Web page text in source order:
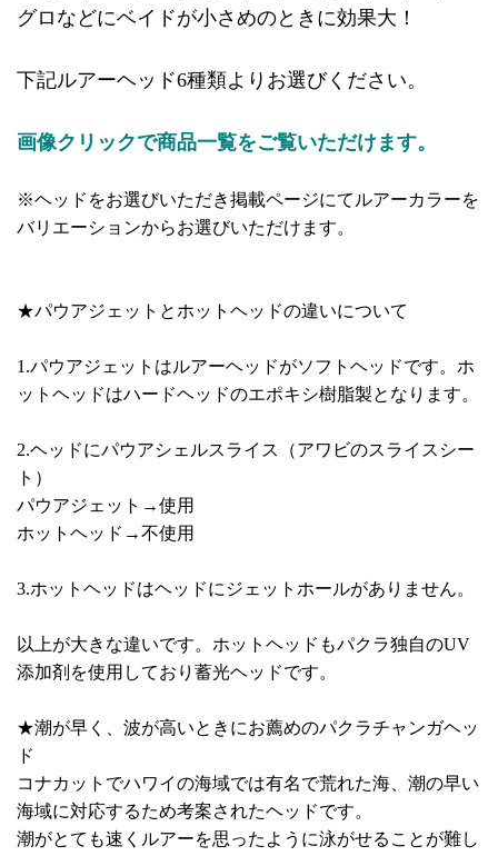
グロなどにベイドが小さめのときに効果大！
下記ルアーヘッド6種類よりお選びください。
画像クリックで商品一覧をご覧いただけます。
※ヘッドをお選びいただき掲載ページにてルアーカラーを
バリエーションからお選びいただけます。
★パウアジェットとホットヘッドの違いについて
1.パウアジェットはルアーヘッドがソフトヘッドです。ホ
ットヘッドはハードヘッドのエポキシ樹脂製となります。
2.ヘッドにパウアシェルスライス（アワビのスライスシー
ト）
パウアジェット→使用
ホットヘッド→不使用
3.ホットヘッドはヘッドにジェットホールがありません。
以上が大きな違いです。ホットヘッドもパクラ独自のUV
添加剤を使用しており蓄光ヘッドです。
★潮が早く、波が高いときにお薦めのパクラチャンガヘッ
ド
コナカットでハワイの海域では有名で荒れた海、潮の早い
海域に対応するため考案されたヘッドです。
潮がとても速くルアーを思ったように泳がせることが難し